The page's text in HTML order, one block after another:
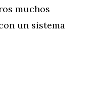
muchos
un sistema